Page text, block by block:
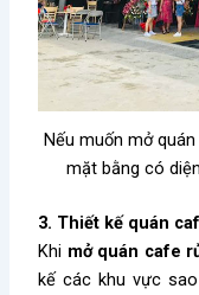
Nếu muốn mở
mặt bằng có
3. Thiết kế quán
Khi mở quán cafe
kế các khu vực